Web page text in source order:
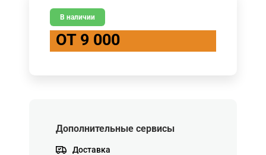
В наличии
ОТ 9 000
Дополнительные сервисы
Доставка